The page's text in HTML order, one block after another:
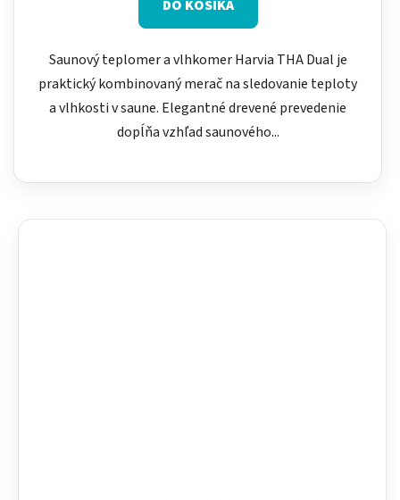
DO KOŠÍKA
Saunový teplomer a vlhkomer Harvia THA Dual je
praktický kombinovaný merač na sledovanie teploty
a vlhkosti v saune. Elegantné drevené prevedenie
dopĺňa vzhľad saunového...